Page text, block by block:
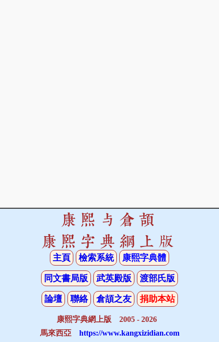
康熙与倉頡
康熙字典網上版
主頁 檢索系統 康熙字典體
同文書局版 武英殿版 渡部氏版
論壇 聯絡 倉頡之友 捐助本站
康熙字典網上版 2005 - 2026
馬來西亞 https://www.kangxizidian.com